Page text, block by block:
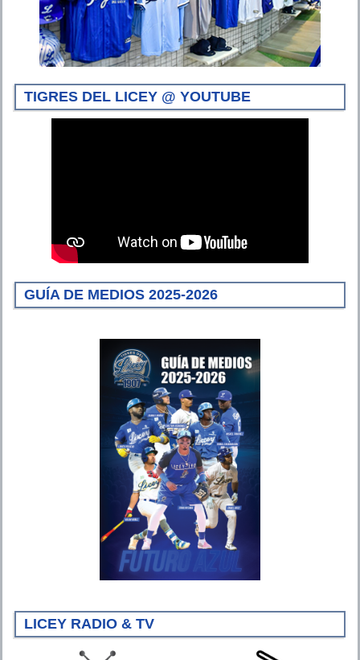
TIGRES DEL LICEY @ YOUTUBE
GUÍA DE MEDIOS 2025-2026
LICEY RADIO & TV